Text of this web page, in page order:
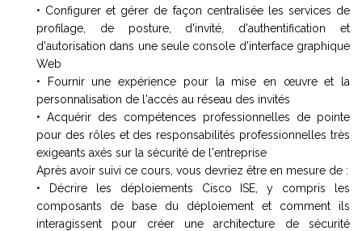
• Configurer et gérer de façon centralisée les services de
profilage, de posture, d'invité, d'authentification et
d'autorisation dans une seule console d'interface graphique
Web
• Fournir une expérience pour la mise en œuvre et la
personnalisation de l'accès au réseau des invités
• Acquérir des compétences professionnelles de pointe
pour des rôles et des responsabilités professionnelles très
exigeants axés sur la sécurité de l'entreprise
Après avoir suivi ce cours, vous devriez être en mesure de :
• Décrire les déploiements Cisco ISE, y compris les
composants de base du déploiement et comment ils
interagissent pour créer une architecture de sécurité